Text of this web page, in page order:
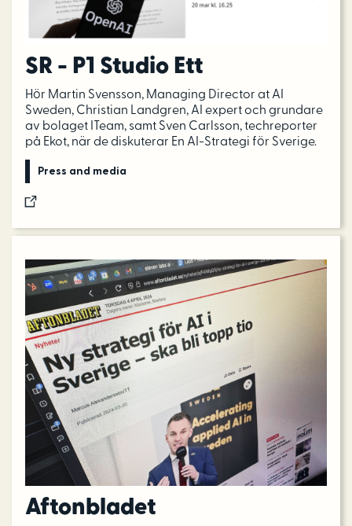
SR - P1 Studio Ett
Hör Martin Svensson, Managing Director at AI
Sweden, Christian Landgren, AI expert och grundare
av bolaget ITeam, samt Sven Carlsson, techreporter
på Ekot, när de diskuterar En AI-Strategi för Sverige.
Press and media
Aftonbladet